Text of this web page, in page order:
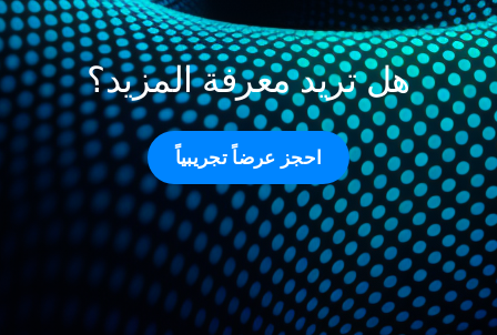
هل تريد معرفة المزيد؟
احجز عرضاً تجريبياً